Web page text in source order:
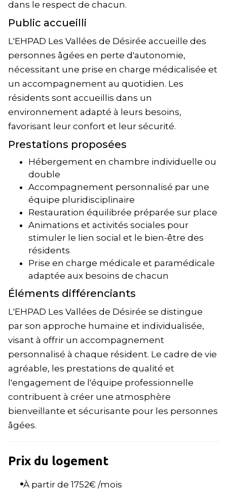
dans le respect de chacun.
Public accueilli
L'EHPAD Les Vallées de Désirée accueille des
personnes âgées en perte d'autonomie,
nécessitant une prise en charge médicalisée et
un accompagnement au quotidien. Les
résidents sont accueillis dans un
environnement adapté à leurs besoins,
favorisant leur confort et leur sécurité.
Prestations proposées
Hébergement en chambre individuelle ou
double
Accompagnement personnalisé par une
équipe pluridisciplinaire
Restauration équilibrée préparée sur place
Animations et activités sociales pour
stimuler le lien social et le bien-être des
résidents
Prise en charge médicale et paramédicale
adaptée aux besoins de chacun
Éléments différenciants
L'EHPAD Les Vallées de Désirée se distingue
par son approche humaine et individualisée,
visant à offrir un accompagnement
personnalisé à chaque résident. Le cadre de vie
agréable, les prestations de qualité et
l'engagement de l'équipe professionnelle
contribuent à créer une atmosphère
bienveillante et sécurisante pour les personnes
âgées.
Prix du logement
À partir de 1752€ /mois